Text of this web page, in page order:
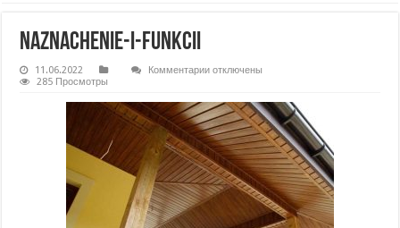
naznachenie-i-funkcii
11.06.2022 Комментариик
i-
funkcii
отключены
285 Просмотры